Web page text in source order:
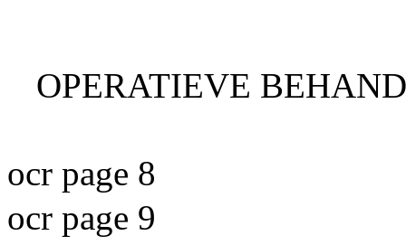
OPERATIEVE
ocr page 8
ocr page 9